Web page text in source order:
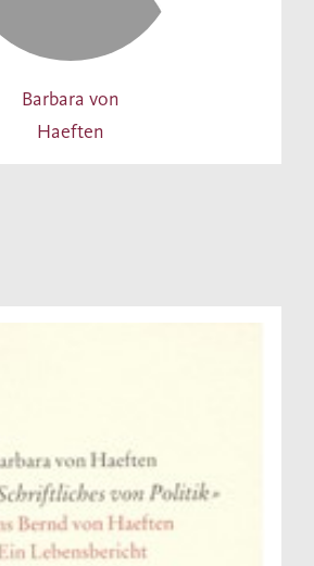
Barbara von
Haeften